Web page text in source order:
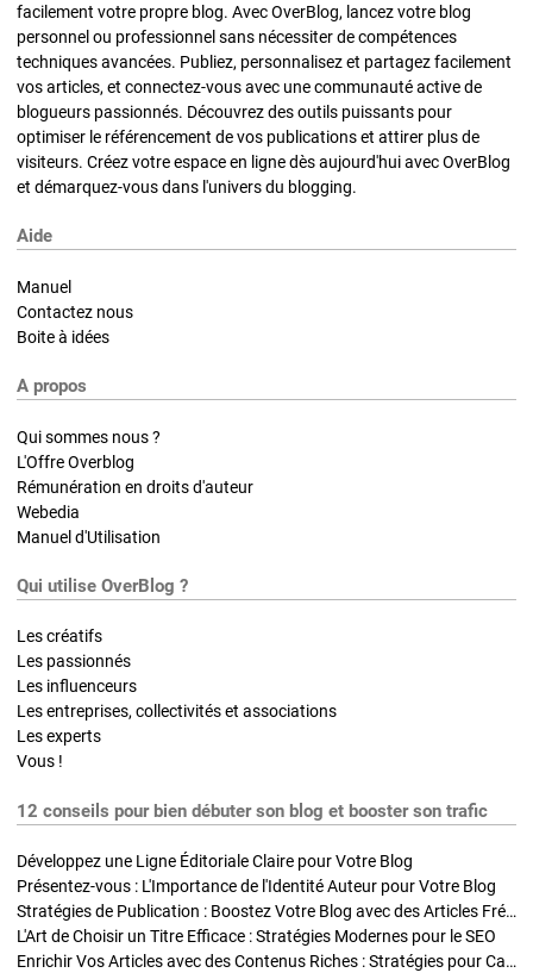
facilement votre propre blog. Avec OverBlog, lancez votre blog
personnel ou professionnel sans nécessiter de compétences
techniques avancées. Publiez, personnalisez et partagez facilement
vos articles, et connectez-vous avec une communauté active de
blogueurs passionnés. Découvrez des outils puissants pour
optimiser le référencement de vos publications et attirer plus de
visiteurs. Créez votre espace en ligne dès aujourd'hui avec OverBlog
et démarquez-vous dans l'univers du blogging.
Aide
Manuel
Contactez nous
Boite à idées
A propos
Qui sommes nous ?
L'Offre Overblog
Rémunération en droits d'auteur
Webedia
Manuel d'Utilisation
Qui utilise OverBlog ?
Les créatifs
Les passionnés
Les influenceurs
Les entreprises, collectivités et associations
Les experts
Vous !
12 conseils pour bien débuter son blog et booster son trafic
Développez une Ligne Éditoriale Claire pour Votre Blog
Présentez-vous : L'Importance de l'Identité Auteur pour Votre Blog
Stratégies de Publication : Boostez Votre Blog avec des Articles Fréquents et Exclusifs
L'Art de Choisir un Titre Efficace : Stratégies Modernes pour le SEO
Enrichir Vos Articles avec des Contenus Riches : Stratégies pour Captiver et Optimiser